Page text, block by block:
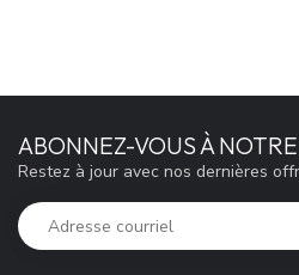
ABONNEZ-VOUS À
Restez à jour avec nos dernières